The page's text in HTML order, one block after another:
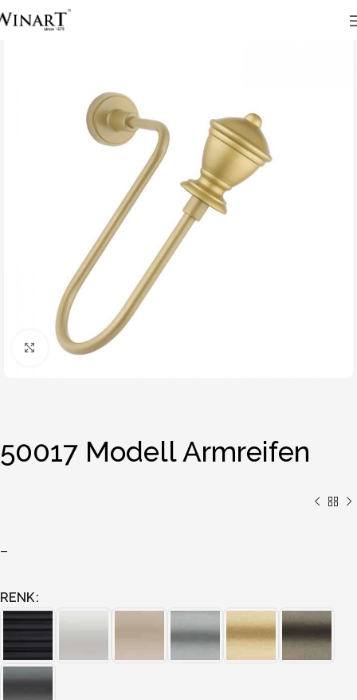
Click to enlarge
50017 Modell Armreifen
–
RENK